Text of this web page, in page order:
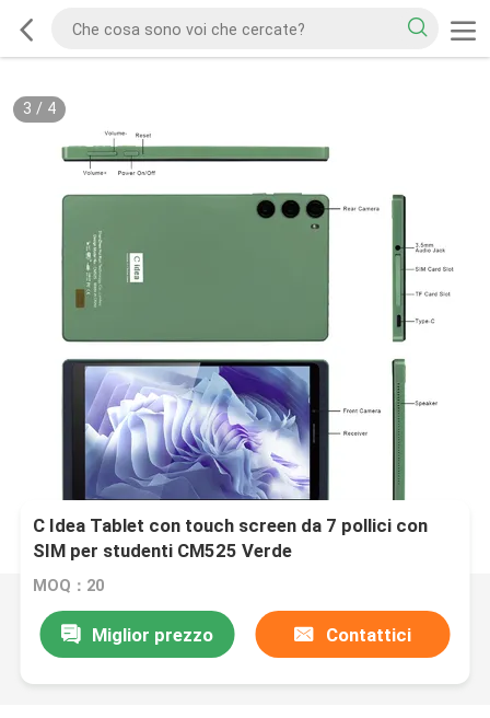
3 / 4
C Idea Tablet con touch screen da 7 pollici con
SIM per studenti CM525 Verde
MOQ：20
Miglior prezzo Contattici